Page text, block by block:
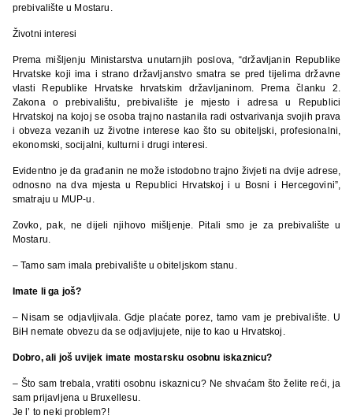
prebivalište u Mostaru.
Životni interesi
Prema mišljenju Ministarstva unutarnjih poslova, “državljanin Republike
Hrvatske koji ima i strano državljanstvo smatra se pred tijelima državne
vlasti Republike Hrvatske hrvatskim državljaninom. Prema članku 2.
Zakona o prebivalištu, prebivalište je mjesto i adresa u Republici
Hrvatskoj na kojoj se osoba trajno nastanila radi ostvarivanja svojih prava
i obveza vezanih uz životne interese kao što su obiteljski, profesionalni,
ekonomski, socijalni, kulturni i drugi interesi.
Evidentno je da građanin ne može istodobno trajno živjeti na dvije adrese,
odnosno na dva mjesta u Republici Hrvatskoj i u Bosni i Hercegovini”,
smatraju u MUP-u.
Zovko, pak, ne dijeli njihovo mišljenje. Pitali smo je za prebivalište u
Mostaru.
– Tamo sam imala prebivalište u obiteljskom stanu.
Imate li ga još?
– Nisam se odjavljivala. Gdje plaćate porez, tamo vam je prebivalište. U
BiH nemate obvezu da se odjavljujete, nije to kao u Hrvatskoj.
Dobro, ali još uvijek imate mostarsku osobnu iskaznicu?
– Što sam trebala, vratiti osobnu iskaznicu? Ne shvaćam što želite reći, ja
sam prijavljena u Bruxellesu.
Je l’ to neki problem?!